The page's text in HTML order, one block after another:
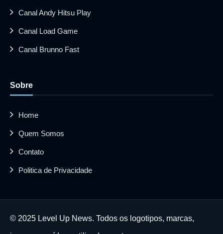
Canal Andy Hitsu Play
Canal Load Game
Canal Brunno Fast
Sobre
Home
Quem Somos
Contato
Politica de Privacidade
© 2025 Level Up News. Todos os logotipos, marcas,